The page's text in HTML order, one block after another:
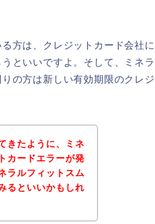
方は、クレジットカード会社に
といいですよ。そして、ミネラ
の方は新しい有効期限のクレジ
きたように、ミネ
カードエラーが発
ラルフィットスム
るといいかもしれ